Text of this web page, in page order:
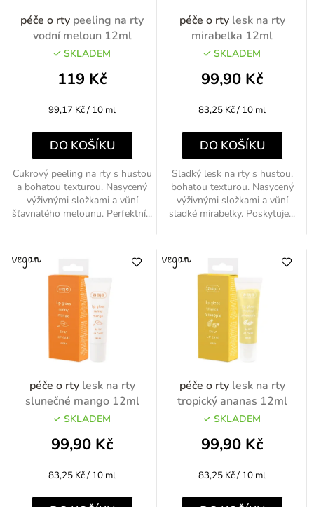
péče o rty peeling na rty
vodní meloun 12ml
SKLADEM
119 Kč
Měrná
99,17 Kč / 10 ml
DO KOŠÍKU
Cukrový peeling na rty s hustou
a bohatou texturou. Nasycený
výživnými složkami a vůní
šťavnatého melounu. Perfektní...
péče o rty lesk na rty
mirabelka 12ml
SKLADEM
99,90 Kč
Měrná
83,25 Kč / 10 ml
DO KOŠÍKU
Sladký lesk na rty s hustou,
bohatou texturou. Nasycený
výživnými složkami a vůní
sladké mirabelky. Poskytuje...
péče o rty lesk na rty
slunečné mango 12ml
SKLADEM
99,90 Kč
Měrná
83,25 Kč / 10 ml
péče o rty lesk na rty
tropický ananas 12ml
SKLADEM
99,90 Kč
Měrná
83,25 Kč / 10 ml